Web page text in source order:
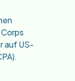
auf US-